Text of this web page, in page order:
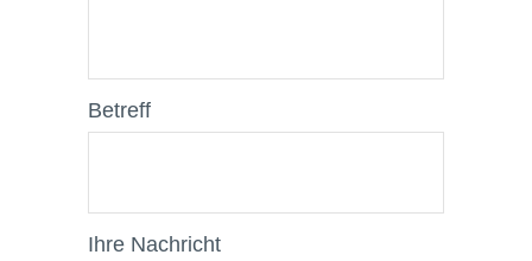
Betreff
Ihre Nachricht